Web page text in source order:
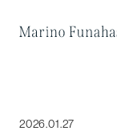
2026.01.27